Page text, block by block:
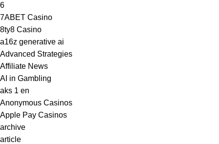
6
7ABET Casino
8ty8 Casino
a16z generative ai
Advanced Strategies
Affiliate News
AI in Gambling
aks 1 en
Anonymous Casinos
Apple Pay Casinos
archive
article